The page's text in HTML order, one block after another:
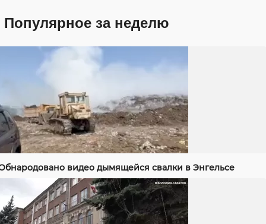
Популярное за неделю
видео дымящейся свалки в Энгельсе